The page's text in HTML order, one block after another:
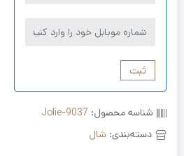
ثبت
شناسه محصول: Jolie-9037
دسته‌بندی: شال